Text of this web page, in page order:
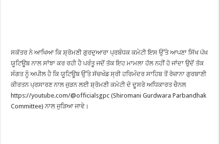
ਸਕੱਤਰ ਨੇ ਆਖਿਆ ਕਿ ਸ਼੍ਰੋਮਣੀ ਗੁਰਦੁਆਰਾ ਪ੍ਰਬੰਧਕ ਕਮੇਟੀ ਇਸ ਉੱਤੇ ਆਪਣਾ ਸਿੱਖ ਪੱਖ
ਯੂਟਿਊਬ ਨਾਲ ਸਾਂਝਾ ਕਰ ਰਹੀ ਹੈ ਪਰੰਤੂ ਜਦੋਂ ਤੱਕ ਇਹ ਮਾਮਲਾ ਹੱਲ ਨਹੀਂ ਹੋ ਜਾਂਦਾ ਉਦੋਂ ਤੱਕ
ਸੰਗਤ ਨੂੰ ਅਪੀਲ ਹੈ ਕਿ ਯੂਟਿਊਬ ਉੱਤੇ ਸੱਚਖੰਡ ਸ੍ਰੀ ਹਰਿਮੰਦਰ ਸਾਹਿਬ ਤੋਂ ਰੋਜ਼ਾਨਾ ਗੁਰਬਾਣੀ
ਕੀਰਤਨ ਪ੍ਰਸਾਰਣ ਨਾਲ ਜੁੜਨ ਲਈ ਸ਼੍ਰੋਮਣੀ ਕਮੇਟੀ ਦੇ ਦੂਸਰੇ ਅਧਿਕਾਰਤ ਚੈਨਲ
https://youtube.com/@officialsgpc (Shiromani Gurdwara Parbandhak
Committee) ਨਾਲ ਜੁੜਿਆ ਜਾਵੇ।